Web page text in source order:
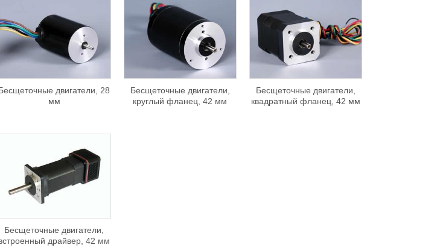
двигатели, 28
мм
Бесщеточные двигатели,
круглый фланец, 42 мм
Бесщеточные двигатели,
квадратный фланец, 42 мм
Бесщеточные двигатели,
драйвер, 42 мм